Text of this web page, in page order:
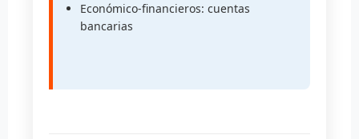
Económico-financieros: cuentas
bancarias